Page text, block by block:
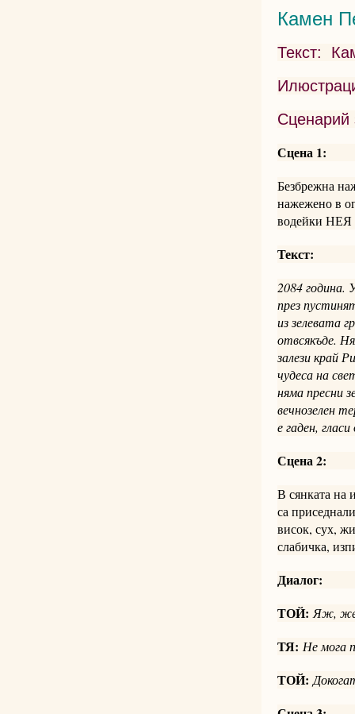
Камен
Текст:
Сценарий
Сцена 1:
Безбрежна
нажежено в
водейки НЕЯ
Текст:
2084
през
из зелевата
отвсякъде.
залези край
чудеса на
няма пресни
вечнозелен
е гаден,
Сцена 2:
В сянката на
са
висок, сух,
слабичка,
Диалог:
ТОЙ:Яж,
ТЯ: Не мога
ТОЙ: